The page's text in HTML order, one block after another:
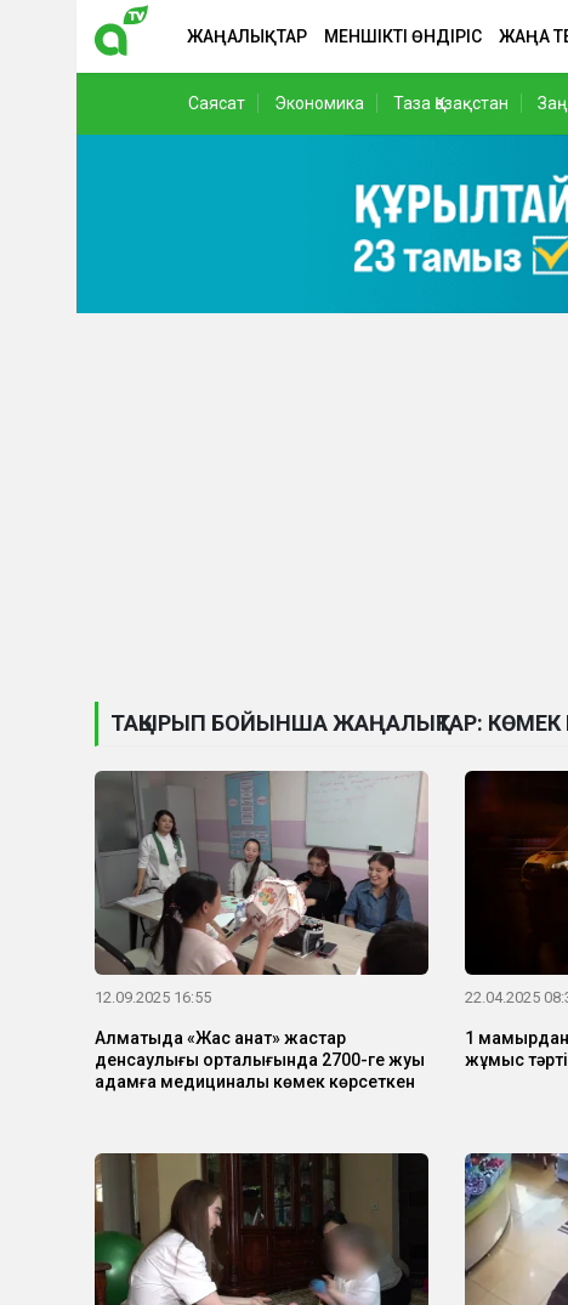
ЖАҢАЛЫҚТАР МЕНШІКТІ ӨНДІРІС ЖАҢА
Саясат Экономика Таза Қазақстан Заң
ТАҚЫРЫП БОЙЫНША ЖАҢАЛЫҚТАР: КӨМЕК
12.09.2025 16:55
Алматыда «Жас қанат» жастар
денсаулығы орталығында 2700-ге жуық
адамға медициналық көмек көрсеткен
22.04.2025
1
жұмыс